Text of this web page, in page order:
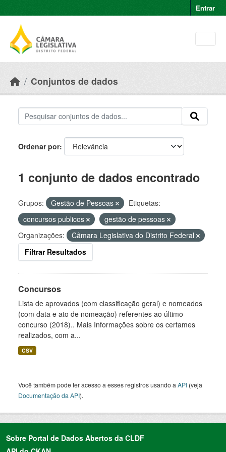
Entrar
Conjuntos de dados
Ordenar por
1 conjunto de dados encontrado
Grupos: Gestão de Pessoas
Etiquetas:
concursos publicos
gestão de pessoas
Organizações:
Câmara Legislativa do Distrito Federal
Filtrar Resultados
Concursos
Lista de aprovados (com classificação geral) e nomeados
(com data e ato de nomeação) referentes ao último
concurso (2018).. Mais Informações sobre os certames
realizados, com a...
CSV
Você também pode ter acesso a esses registros usando a API (veja
Documentação da API).
Sobre Portal de Dados Abertos da CLDF